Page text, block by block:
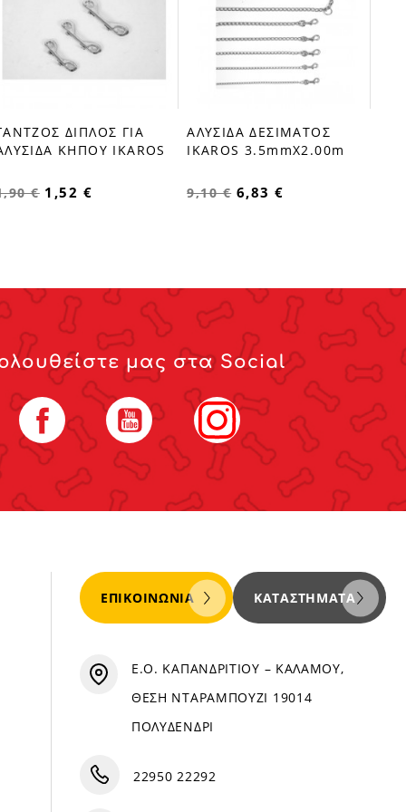
favorite_border
ΔΙΠΛΟΣ ΓΙΑ
ΚΗΠΟΥ IKAROS
€ 1,52 €
favorite_border
ΑΛΥΣΙΔΑ ΔΕΣΙΜΑΤΟΣ
IKAROS 3.5mmX2.00m
9,10 € 6,83 €
μας στα Social
Facebook YouTube Instagram
ΕΠΙΚΟΙΝΩΝΊΑ ΚΑΤΑΣΤΉΜΑΤΑ
Ε.Ο. ΚΑΠΑΝΔΡΙΤΙΟΥ – ΚΑΛΑΜΟΥ,
ΘΕΣΗ ΝΤΑΡΑΜΠΟΥΖΙ 19014
ΠΟΛΥΔΕΝΔΡΙ
22950 22292